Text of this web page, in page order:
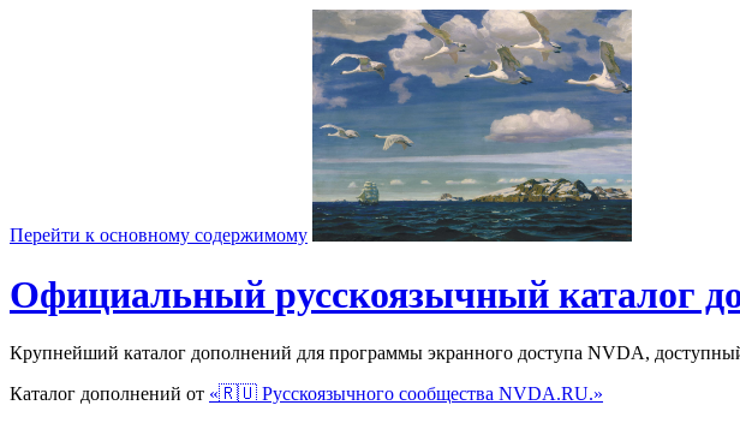
Перейти к основному содержимому
Официальный русскоязычный каталог
Крупнейший каталог дополнений для программы экранного доступа NVDA,
Каталог дополнений от «🇷🇺 Русскоязычного сообщества NVDA.RU.»